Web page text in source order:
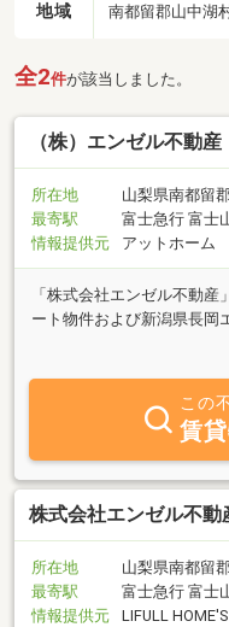
地域 南都留郡山中湖
全2件が該当しました。
（株）エンゼル不動
所在地
山梨県南都留
最寄駅
富士急行 富士
情報提供元
アットホーム
「株式会社エンゼル不動
ート物件および新潟県長岡
す。湯沢・軽井沢・草津・
の合計１３店舗で営業して
では山中湖・河口湖・御殿
戸建てを主に取り扱ってお
風が吹く初夏、湖でのマリ
秋、凛とした寒さの冬、四
の喧騒を離れ、富士山麓の
からの友人」にお勧めする
ご購入・ご売却・賃貸借は
病院等、不動産業としてだ
この
賃
株式会社エンゼル不
所在地
山梨県南都留
最寄駅
富士急行 富士
情報提供元
LIFULL HOME'S